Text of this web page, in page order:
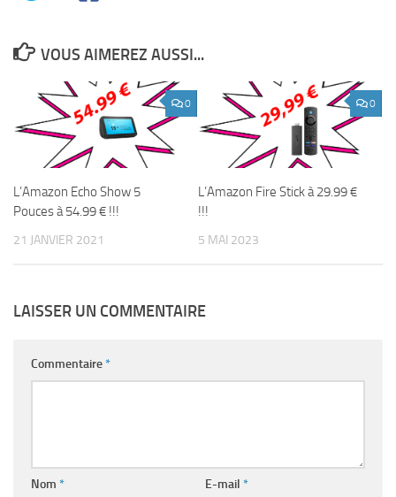
VOUS AIMEREZ AUSSI...
0
L’Amazon Echo Show 5
Pouces à 54.99 € !!!
21 JANVIER 2021
0
L’Amazon Fire Stick à 29.99 €
!!!
5 MAI 2023
LAISSER UN COMMENTAIRE
Commentaire*
Nom * E-mail *